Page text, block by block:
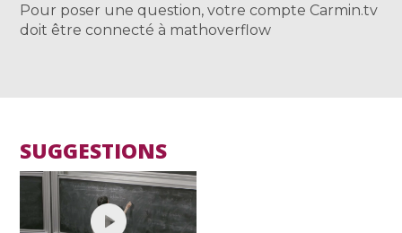
Pour poser une question, votre compte Carmin.tv
doit être connecté à mathoverflow
SUGGESTIONS